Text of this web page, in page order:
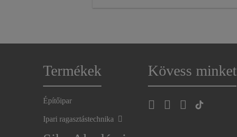
Termékek
Építőipar
Ipari ragasztástechnika
Kövess minket